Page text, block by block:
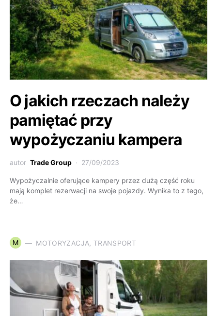
O jakich rzeczach należy
pamiętać przy
wypożyczaniu kampera
autor Trade Group 27/09/2023
Wypożyczalnie oferujące kampery przez dużą część roku
mają komplet rezerwacji na swoje pojazdy. Wynika to z tego,
że…
M MOTORYZACJA, TRANSPORT